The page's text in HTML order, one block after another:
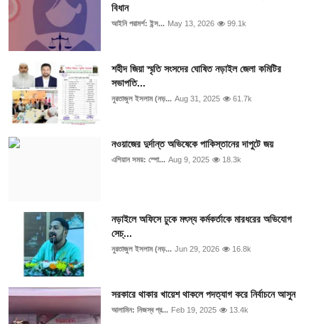
বিধান
আইনি পরামর্শ: ইন্স... May 13, 2026 99.1k
শহীদ জিয়া স্মৃতি সংসদের ঘোষিত নড়াইল জেলা কমিটির
সভাপতি...
নুরতাজুল ইসলাম (নড়... Aug 31, 2025 61.7k
নওয়াজের দুর্দান্ত অভিষেকে পাকিস্তানের দাপুটে জয়
এশিয়ান সময়: স্পো... Aug 9, 2025 18.3k
নড়াইলে অফিসে ঢুকে মৎস্য কর্মকর্তাকে মারধরের অভিযোগ
সেচ্...
নুরতাজুল ইসলাম (নড়... Jun 29, 2026 16.8k
সরকারে থাকার খায়েশ থাকলে পদত্যাগ করে নির্বাচনে আসুন
আলামিন: নিজস্ব প্র... Feb 19, 2025 13.4k